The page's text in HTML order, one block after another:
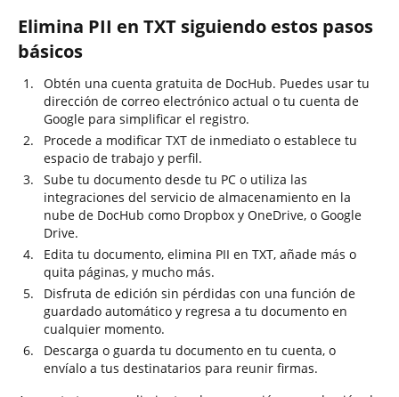
Elimina PII en TXT siguiendo estos pasos
básicos
Obtén una cuenta gratuita de DocHub. Puedes usar tu
dirección de correo electrónico actual o tu cuenta de
Google para simplificar el registro.
Procede a modificar TXT de inmediato o establece tu
espacio de trabajo y perfil.
Sube tu documento desde tu PC o utiliza las
integraciones del servicio de almacenamiento en la
nube de DocHub como Dropbox y OneDrive, o Google
Drive.
Edita tu documento, elimina PII en TXT, añade más o
quita páginas, y mucho más.
Disfruta de edición sin pérdidas con una función de
guardado automático y regresa a tu documento en
cualquier momento.
Descarga o guarda tu documento en tu cuenta, o
envíalo a tus destinatarios para reunir firmas.